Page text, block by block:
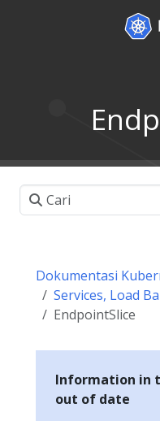
Dokumentasi
Services, Load
EndpointSlice
Information in
out of date